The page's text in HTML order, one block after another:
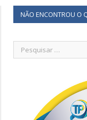
NÃO ENCONTROU O